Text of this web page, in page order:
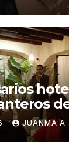
de
JUANMA A